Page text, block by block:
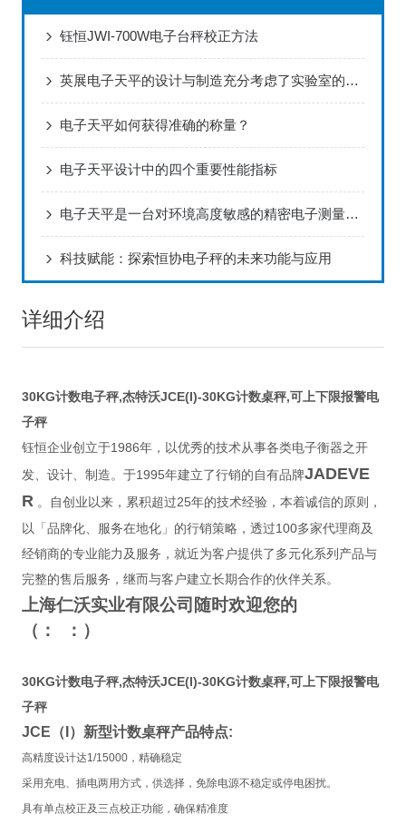
钰恒JWI-700W电子台秤校正方法
英展电子天平的设计与制造充分考虑了实验室的实际需求
电子天平如何获得准确的称量？
电子天平设计中的四个重要性能指标
电子天平是一台对环境高度敏感的精密电子测量仪器
科技赋能：探索恒协电子秤的未来功能与应用
详细介绍
30KG计数电子秤,杰特沃JCE(I)-30KG计数桌秤,可上下限报警电
子秤
钰恒企业创立于1986年，以优秀的技术从事各类电子衡器之开
发、设计、制造。于1995年建立了行销的自有品牌JADEVE
R 。自创业以来，累积超过25年的技术经验，本着诚信的原则，
以「品牌化、服务在地化」的行销策略，透过100多家代理商及
经销商的专业能力及服务，就近为客户提供了多元化系列产品与
完整的售后服务，继而与客户建立长期合作的伙伴关系。
上海仁沃实业有限公司随时欢迎您的
（ ： ： ）
30KG计数电子秤,杰特沃JCE(I)-30KG计数桌秤,可上下限报警电
子秤
JCE （ ）新型计数桌秤产品特点:
高精度设计达1/15000，精确稳定
采用充电、插电两用方式，供选择，免除电源不稳定或停电困扰。
具有单点校正及三点校正功能，确保精准度